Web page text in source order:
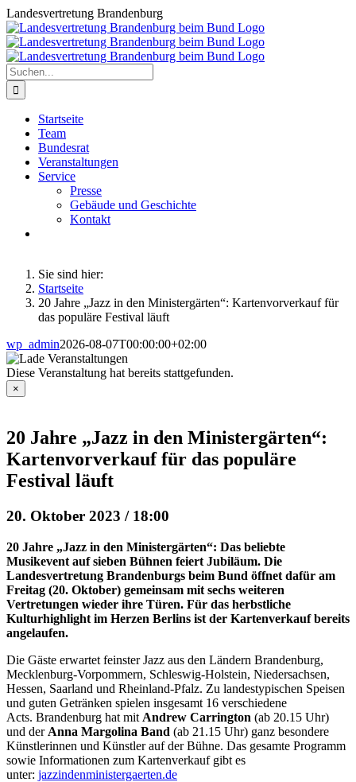
Zum
Inhalt
springen
Landesvertretung Brandenburg
Suche
nach:
Startseite
Team
Bundesrat
Veranstaltungen
Service
Presse
Gebäude und Geschichte
Kontakt
Sie sind hier:
Startseite
20 Jahre „Jazz in den Ministergärten“: Kartenvorverkauf für
das populäre Festival läuft
wp_admin2026-08-07T00:00:00+02:00
Diese Veranstaltung hat bereits stattgefunden.
×
20 Jahre „Jazz in den Ministergärten“:
Kartenvorverkauf für das populäre
Festival läuft
20. Oktober 2023 / 18:00
20 Jahre „Jazz in den Ministergärten“: Das beliebte
Musikevent auf sieben Bühnen feiert Jubiläum. Die
Landesvertretung Brandenburgs beim Bund öffnet dafür am
Freitag (20. Oktober) gemeinsam mit sechs weiteren
Vertretungen wieder ihre Türen. Für das herbstliche
Kulturhighlight im Herzen Berlins ist der Kartenverkauf bereits
angelaufen.
Die Gäste erwartet feinster Jazz aus den Ländern Brandenburg,
Mecklenburg-Vorpommern, Schleswig-Holstein, Niedersachsen,
Hessen, Saarland und Rheinland-Pfalz. Zu landestypischen Speisen
und guten Getränken spielen insgesamt 16 verschiedene
Acts. Brandenburg hat mit Andrew Carrington (ab 20.15 Uhr)
und der Anna Margolina Band (ab 21.15 Uhr) ganz besondere
Künstlerinnen und Künstler auf der Bühne. Das gesamte Programm
sowie Informationen zum Kartenverkauf gibt es
unter: jazzindenministergaerten.de